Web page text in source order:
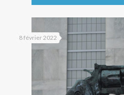
8 février 2022